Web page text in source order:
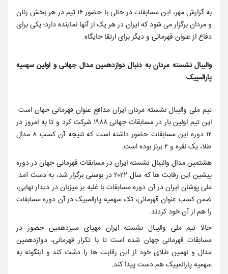
به گزارش مهر، این مسابقات در حالی با حضور ۱۶ تیم در هر بخش زنان
و مردان برگزار می شود که ایران در هر یک از آنها نماینده دارد؛ یکی برای
دفاع از عنوان قهرمانی و دیگر برای ارتقا جایگاه.
والیبال نشسته مردان به دنبال دوازدهمین مدال جهانی و اولین سهمیه
پارالمپیک
تیم ملی والیبال نشسته مردان ایران مدافع عنوان قهرمانی جهان است.
این تیم اولین بار در مسابقات جهانی ۱۹۸۸ شرکت کرد و تا به امروز در
۱۲ دوره این مسابقات حضور داشته است که نتیجه آن کسب ۸ مدال
طلا، یک نقره و ۲ برنز بوده است.
هشتمین مدال والیبال نشسته ایران در مسابقات قهرمانی جهان در دوره
پیشین این رقابت ها که سال ۲۰۲۲ در بوسنی برگزار شد، به دست آمد.
ملی پوشان ایران در آن دوره مسابقات با غلبه بر میزبان در دیدار نهایی،
ضمن کسب عنوان قهرمانی، تک سهمیه پارالمپیک در آن دوره مسابقات
را هم از آن خود کردند.
حالا تیم ملی والیبال نشسته ایران مهیای سیزدهمین حضور در
مسابقات قهرمانی جهان شده است تا با تکرار قهرمانی، دوازدهمین
مدال و نهمین طلای خود از این رقابت ها را دشت کند و اینگونه به
سهمیه پارالمپیک هم دست پیدا کند.